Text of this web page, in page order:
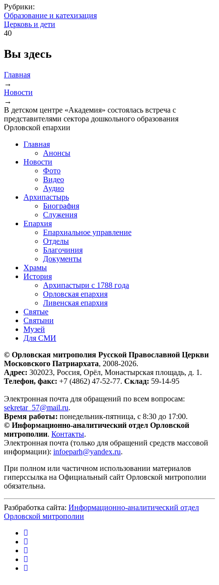
Рубрики:
Образование и катехизация
Церковь и дети
40
Вы здесь
Главная
→
Новости
→
В детском центре «Академия» состоялась встреча с
представителями сектора дошкольного образования
Орловской епархии
Главная
Анонсы
Новости
Фото
Видео
Аудио
Архипастырь
Биография
Служения
Епархия
Епархиальное управление
Отделы
Благочиния
Документы
Храмы
История
Архипастыри с 1788 года
Орловская епархия
Ливенская епархия
Святые
Святыни
Музей
Для СМИ
© Орловская митрополия Русской Православной Церкви
Московского Патриархата, 2008-2026.
Адрес: 302023, Россия, Орёл, Монастырская площадь, д. 1.
Телефон, факс: +7 (4862) 47-52-77. Склад: 59-14-95
Электронная почта для обращений по всем вопросам:
sekretar_57@mail.ru.
Время работы: понедельник-пятница, с 8:30 до 17:00.
© Информационно-аналитический отдел Орловской
митрополии. Контакты.
Электронная почта (только для обращений средств массовой
информации): infoeparh@yandex.ru.
При полном или частичном использовании материалов
гиперссылка на Официальный сайт Орловской митрополии
обязательна.
Разбработка сайта: Информационно-аналитический отдел
Орловской митрополии